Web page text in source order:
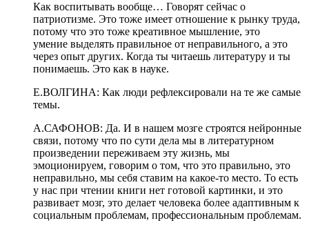
Как воспитывать вообще… Говорят сейчас о
патриотизме. Это тоже имеет отношение к рынку труда,
потому что это тоже креативное мышление, это
умение выделять правильное от неправильного, а это
через опыт других. Когда ты читаешь литературу и ты
понимаешь. Это как в науке.
Е.ВОЛГИНА: Как люди рефлексировали на те же самые
темы.
А.САФОНОВ: Да. И в нашем мозге строятся нейронные
связи, потому что по сути дела мы в литературном
произведении переживаем эту жизнь, мы
эмоционируем, говорим о том, что это правильно, это
неправильно, мы себя ставим на какое-то место. То есть
у нас при чтении книги нет готовой картинки, и это
развивает мозг, это делает человека более адаптивным к
социальным проблемам, профессиональным проблемам.